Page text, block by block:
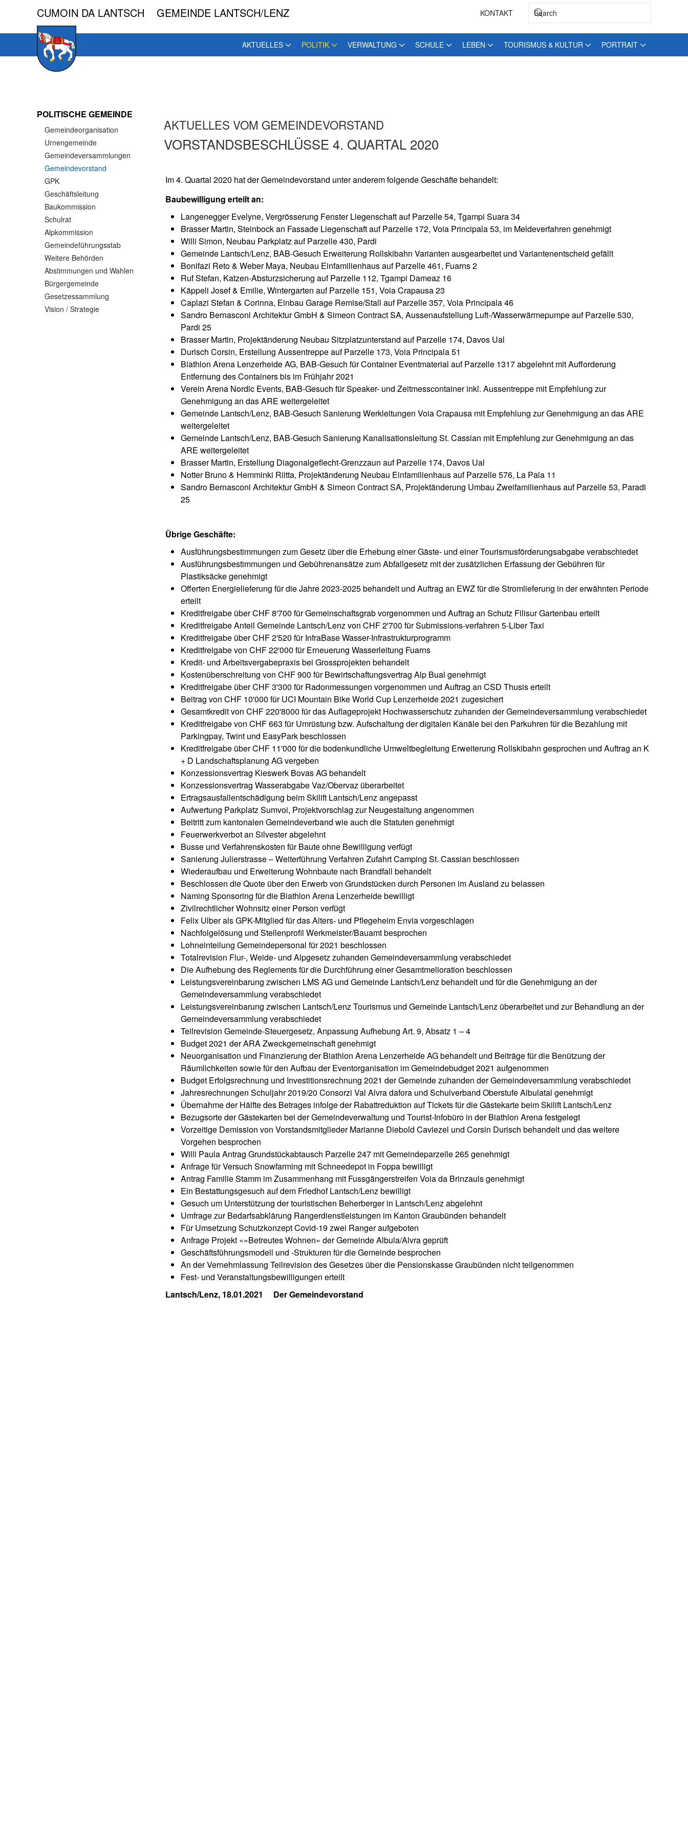
Skip to main content
CUMOIN DA LANTSCH GEMEINDE LANTSCH/LENZ KONTAKT
AKTUELLES POLITIK VERWALTUNG SCHULE LEBEN TOURISMUS & KULTUR PORTRAIT
AKTUELLES VOM GEMEINDEVORSTAND
VORSTANDSBESCHLÜSSE 4. QUARTAL 2020
Im 4. Quartal 2020 hat der Gemeindevorstand unter anderem folgende Geschäfte behandelt:
Baubewilligung erteilt an:
Langenegger Evelyne, Vergrösserung Fenster Liegenschaft auf Parzelle 54, Tgampi Suara 34
Brasser Martin, Steinbock an Fassade Liegenschaft auf Parzelle 172, Voia Principala 53, im Meldeverfahren genehmigt
Willi Simon, Neubau Parkplatz auf Parzelle 430, Pardi
Gemeinde Lantsch/Lenz, BAB-Gesuch Erweiterung Rollskibahn Varianten ausgearbeitet und Variantenentscheid gefällt
Bonifazi Reto & Weber Maya, Neubau Einfamilienhaus auf Parzelle 461, Fuarns 2
Ruf Stefan, Katzen-Absturzsicherung auf Parzelle 112, Tgampi Dameaz 16
Käppeli Josef & Emilie, Wintergarten auf Parzelle 151, Voia Crapausa 23
Caplazi Stefan & Corinna, Einbau Garage Remise/Stall auf Parzelle 357, Voia Principala 46
Sandro Bernasconi Architektur GmbH & Simeon Contract SA, Aussenaufstellung Luft-/Wasserwärmepumpe auf Parzelle 530,
Pardi 25
Brasser Martin, Projektänderung Neubau Sitzplatzunterstand auf Parzelle 174, Davos Ual
Durisch Corsin, Erstellung Aussentreppe auf Parzelle 173, Voia Principala 51
Biathlon Arena Lenzerheide AG, BAB-Gesuch für Container Eventmaterial auf Parzelle 1317 abgelehnt mit Aufforderung
Entfernung des Containers bis im Frühjahr 2021
Verein Arena Nordic Events, BAB-Gesuch für Speaker- und Zeitmesscontainer inkl. Aussentreppe mit Empfehlung zur
Genehmigung an das ARE weitergeleitet
Gemeinde Lantsch/Lenz, BAB-Gesuch Sanierung Werkleitungen Voia Crapausa mit Empfehlung zur Genehmigung an das ARE
weitergeleitet
Gemeinde Lantsch/Lenz, BAB-Gesuch Sanierung Kanalisationsleitung St. Cassian mit Empfehlung zur Genehmigung an das
ARE weitergeleitet
Brasser Martin, Erstellung Diagonalgeflecht-Grenzzaun auf Parzelle 174, Davos Ual
Notter Bruno & Hemminki Riitta, Projektänderung Neubau Einfamilienhaus auf Parzelle 576, La Pala 11
Sandro Bernasconi Architektur GmbH & Simeon Contract SA, Projektänderung Umbau Zweifamilienhaus auf Parzelle 53, Paradi
25
Übrige Geschäfte:
Ausführungsbestimmungen zum Gesetz über die Erhebung einer Gäste- und einer Tourismusförderungsabgabe verabschiedet
Ausführungsbestimmungen und Gebührenansätze zum Abfallgesetz mit der zusätzlichen Erfassung der Gebühren für
Plastiksäcke genehmigt
Offerten Energielieferung für die Jahre 2023-2025 behandelt und Auftrag an EWZ für die Stromlieferung in der erwähnten Periode
erteilt
Kreditfreigabe über CHF 8'700 für Gemeinschaftsgrab vorgenommen und Auftrag an Schutz Filisur Gartenbau erteilt
Kreditfreigabe Anteil Gemeinde Lantsch/Lenz von CHF 2'700 für Submissions-verfahren 5-Liber Taxi
Kreditfreigabe über CHF 2'520 für InfraBase Wasser-Infrastrukturprogramm
Kreditfreigabe von CHF 22'000 für Erneuerung Wasserleitung Fuarns
Kredit- und Arbeitsvergabepraxis bei Grossprojekten behandelt
Kostenüberschreitung von CHF 900 für Bewirtschaftungsvertrag Alp Bual genehmigt
Kreditfreigabe über CHF 3'300 für Radonmessungen vorgenommen und Auftrag an CSD Thusis erteilt
Beitrag von CHF 10'000 für UCI Mountain Bike World Cup Lenzerheide 2021 zugesichert
Gesamtkredit von CHF 220'8000 für das Auflageprojekt Hochwasserschutz zuhanden der Gemeindeversammlung verabschiedet
Kreditfreigabe von CHF 663 für Umrüstung bzw. Aufschaltung der digitalen Kanäle bei den Parkuhren für die Bezahlung mit
Parkingpay, Twint und EasyPark beschlossen
Kreditfreigabe über CHF 11'000 für die bodenkundliche Umweltbegleitung Erweiterung Rollskibahn gesprochen und Auftrag an K
+ D Landschaftsplanung AG vergeben
Konzessionsvertrag Kieswerk Bovas AG behandelt
Konzessionsvertrag Wasserabgabe Vaz/Obervaz überarbeitet
Ertragsausfallentschädigung beim Skilift Lantsch/Lenz angepasst
Aufwertung Parkplatz Sumvoi, Projektvorschlag zur Neugestaltung angenommen
Beitritt zum kantonalen Gemeindeverband wie auch die Statuten genehmigt
Feuerwerkverbot an Silvester abgelehnt
Busse und Verfahrenskosten für Baute ohne Bewilligung verfügt
Sanierung Julierstrasse – Weiterführung Verfahren Zufahrt Camping St. Cassian beschlossen
Wiederaufbau und Erweiterung Wohnbaute nach Brandfall behandelt
Beschlossen die Quote über den Erwerb von Grundstücken durch Personen im Ausland zu belassen
Naming Sponsoring für die Biathlon Arena Lenzerheide bewilligt
Zivilrechtlicher Wohnsitz einer Person verfügt
Felix Ulber als GPK-Mitglied für das Alters- und Pflegeheim Envia vorgeschlagen
Nachfolgelösung und Stellenprofil Werkmeister/Bauamt besprochen
Lohneinteilung Gemeindepersonal für 2021 beschlossen
Totalrevision Flur-, Weide- und Alpgesetz zuhanden Gemeindeversammlung verabschiedet
Die Aufhebung des Reglements für die Durchführung einer Gesamtmelioration beschlossen
Leistungsvereinbarung zwischen LMS AG und Gemeinde Lantsch/Lenz behandelt und für die Genehmigung an der
Gemeindeversammlung verabschiedet
Leistungsvereinbarung zwischen Lantsch/Lenz Tourismus und Gemeinde Lantsch/Lenz überarbeitet und zur Behandlung an der
Gemeindeversammlung verabschiedet
Teilrevision Gemeinde-Steuergesetz, Anpassung Aufhebung Art. 9, Absatz 1 – 4
Budget 2021 der ARA Zweckgemeinschaft genehmigt
Neuorganisation und Finanzierung der Biathlon Arena Lenzerheide AG behandelt und Beiträge für die Benützung der
Räumlichkeiten sowie für den Aufbau der Eventorganisation im Gemeindebudget 2021 aufgenommen
Budget Erfolgsrechnung und Investitionsrechnung 2021 der Gemeinde zuhanden der Gemeindeversammlung verabschiedet
Jahresrechnungen Schuljahr 2019/20 Consorzi Val Alvra dafora und Schulverband Oberstufe Albulatal genehmigt
Übernahme der Hälfte des Betrages infolge der Rabattreduktion auf Tickets für die Gästekarte beim Skilift Lantsch/Lenz
Bezugsorte der Gästekarten bei der Gemeindeverwaltung und Tourist-Infobüro in der Biathlon Arena festgelegt
Vorzeitige Demission von Vorstandsmitglieder Marianne Diebold Caviezel und Corsin Durisch behandelt und das weitere
Vorgehen besprochen
Willi Paula Antrag Grundstückabtausch Parzelle 247 mit Gemeindeparzelle 265 genehmigt
Anfrage für Versuch Snowfarming mit Schneedepot in Foppa bewilligt
Antrag Familie Stamm im Zusammenhang mit Fussgängerstreifen Voia da Brinzauls genehmigt
Ein Bestattungsgesuch auf dem Friedhof Lantsch/Lenz bewilligt
Gesuch um Unterstützung der touristischen Beherberger in Lantsch/Lenz abgelehnt
Umfrage zur Bedarfsabklärung Rangerdienstleistungen im Kanton Graubünden behandelt
Für Umsetzung Schutzkonzept Covid-19 zwei Ranger aufgeboten
Anfrage Projekt «»Betreutes Wohnen» der Gemeinde Albula/Alvra geprüft
Geschäftsführungsmodell und -Strukturen für die Gemeinde besprochen
An der Vernehmlassung Teilrevision des Gesetzes über die Pensionskasse Graubünden nicht teilgenommen
Fest- und Veranstaltungsbewilligungen erteilt
Lantsch/Lenz, 18.01.2021 Der Gemeindevorstand
POLITISCHE GEMEINDE
Gemeindeorganisation
Urnengemeinde
Gemeindeversammlungen
Gemeindevorstand
GPK
Geschäftsleitung
Baukommission
Schulrat
Alpkommission
Gemeindeführungsstab
Weitere Behörden
Abstimmungen und Wahlen
Bürgergemeinde
Gesetzessammlung
Vision / Strategie